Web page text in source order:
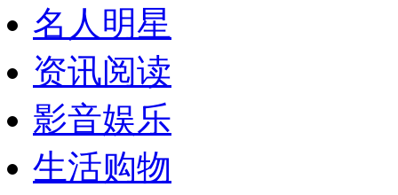
名人明星
资讯阅读
影音娱乐
生活购物